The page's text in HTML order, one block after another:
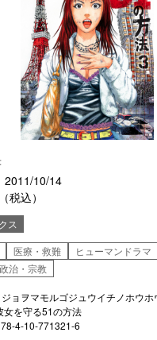
2011/10/14
税込）
ス
医療・救難
ヒューマンドラマ
治・宗教
ョヲマモルゴジュウイチノホウホ
女を守る51の方法
4-10-771321-6